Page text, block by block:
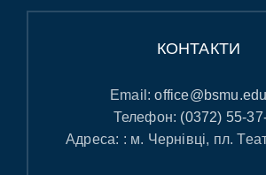
КОНТАКТИ
Email:
Телефон: (0372) 55-
Адреса: : м. Чернівці, пл.